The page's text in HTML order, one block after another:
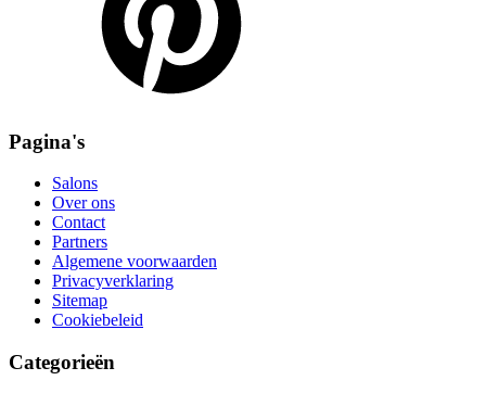
Pagina's
Salons
Over ons
Contact
Partners
Algemene voorwaarden
Privacyverklaring
Sitemap
Cookiebeleid
Categorieën